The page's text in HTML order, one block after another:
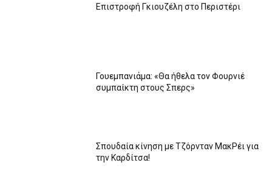
Επιστροφή Γκιουζέλη στο Περιστέρι
Γουεμπανιάμα: «Θα ήθελα τον Φουρνιέ
συμπαίκτη στους Σπερς»
Σπουδαία κίνηση με Τζόρνταν ΜακΡέι για
την Καρδίτσα!